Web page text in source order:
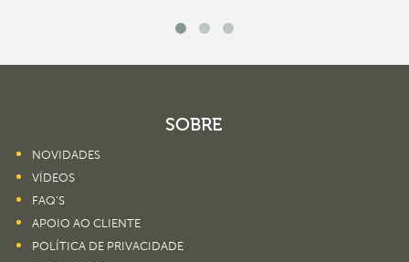
SOBRE
NOVIDADES
VÍDEOS
FAQ’S
APOIO AO CLIENTE
POLÍTICA DE PRIVACIDADE